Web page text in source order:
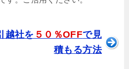
越社を ５０％OFFで見
積もる方法